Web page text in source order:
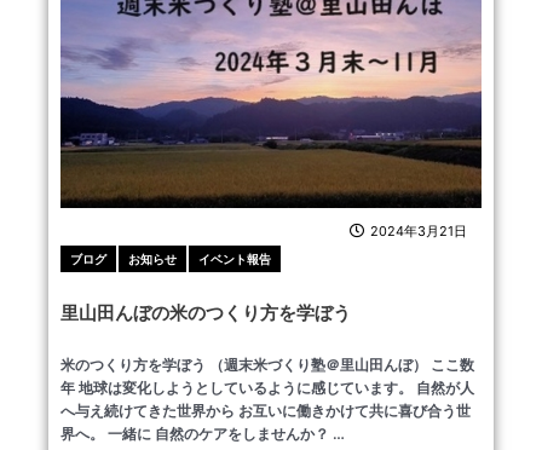
2024年3月21日
ブログ お知らせ イベント報告
里山田んぼの米のつくり方を学ぼう
米のつくり方を学ぼう （週末米づくり塾＠里山田んぼ） ここ数
年 地球は変化しようとしているように感じています。 自然が人
へ与え続けてきた世界から お互いに働きかけて共に喜び合う世
界へ。 一緒に 自然のケアをしませんか？ …